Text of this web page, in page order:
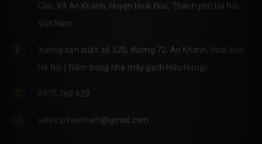
Cầu, Xã An Khánh, Huyện Hoài Đức, Thành phố Hà Nội,
Việt Nam
Xưởng sản xuất: số 520, đường 72, An Khánh, Hoài Đức,
Hà Nội ( Nằm trong nhà máy gạch Hữu Hưng)
0975.360.629
sales.ipfvietnam@gmail.com